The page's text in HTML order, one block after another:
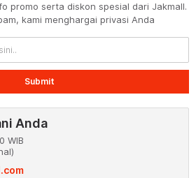
promo serta diskon spesial dari Jakmall.
kami menghargai privasi Anda
Submit
Anda
WIB